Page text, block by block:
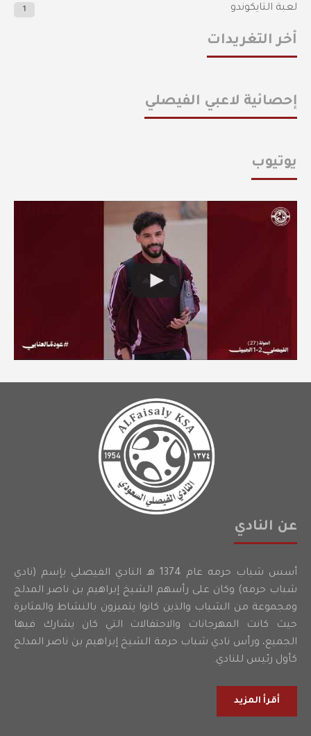
لعبة التايكوندو 1
أخر التغريدات
إحصائية لاعبي الفيصلي
يوتيوب
عن النادي
أسس شباب حرمه عام 1374 هـ النادي الفيصلي بإسم (نادي
شباب حرمه) وكان على رأسهم الشيخ إبراهيم بن ناصر المدلج
ومجموعة من الشباب والذين كانوا يتميزون بالنشاط والمثابرة
حيث كانت المهرجانات والاحتفالات التي كان يشارك فيها
الجميع، ورأس نادي شباب حرمة الشيخ إبراهيم بن ناصر المدلج
كأول رئيس للنادي.
أقرأ المزيد